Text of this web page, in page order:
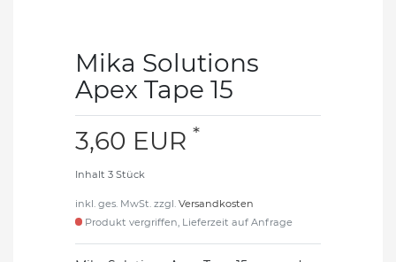
Mika Solutions
Apex Tape 15
3,60 EUR *
Inhalt 3 Stück
inkl. ges. MwSt. zzgl. Versandkosten
Produkt vergriffen, Lieferzeit auf Anfrage